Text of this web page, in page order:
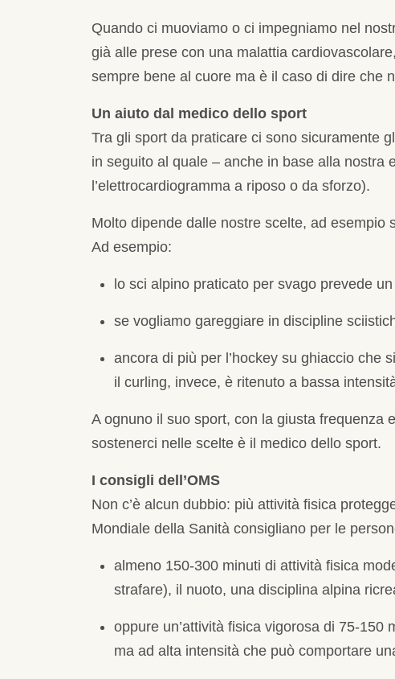
Quando ci muoviamo o ci impegniamo nel
già alle prese con una malattia
sempre bene al cuore ma è il caso di dire che
Un aiuto dal medico dello sport
Tra gli sport da praticare ci sono sicuramente
in seguito al quale – anche in base alla nostra
l’elettrocardiogramma a riposo o da sforzo).
Molto dipende dalle nostre scelte, ad
Ad esempio:
lo sci alpino praticato per svago prevede
se vogliamo gareggiare in discipline
ancora di più per l’hockey su ghiaccio che
il curling, invece, è ritenuto a bassa
A ognuno il suo sport, con la giusta frequenza
sostenerci nelle scelte è il medico dello sport.
I consigli dell’OMS
Non c’è alcun dubbio: più attività fisica
Mondiale della Sanità consigliano per le
almeno 150-300 minuti di attività fisica
strafare), il nuoto, una disciplina alpina
oppure un’attività fisica vigorosa di 75-150
ma ad alta intensità che può comportare